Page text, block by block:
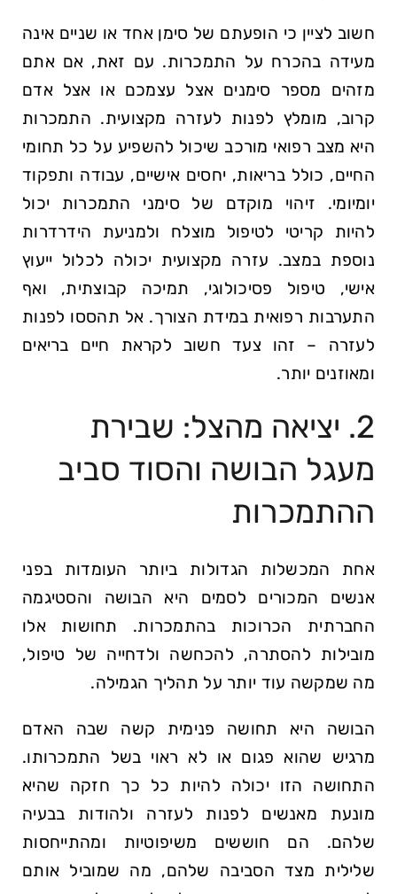
חשוב לציין כי הופעתם של סימן אחד או שניים אינה
מעידה בהכרח על התמכרות. עם זאת, אם אתם
מזהים מספר סימנים אצל עצמכם או אצל אדם
קרוב, מומלץ לפנות לעזרה מקצועית. התמכרות
היא מצב רפואי מורכב שיכול להשפיע על כל תחומי
החיים, כולל בריאות, יחסים אישיים, עבודה ותפקוד
יומיומי. זיהוי מוקדם של סימני התמכרות יכול
להיות קריטי לטיפול מוצלח ולמניעת הידרדרות
נוספת במצב. עזרה מקצועית יכולה לכלול ייעוץ
אישי, טיפול פסיכולוגי, תמיכה קבוצתית, ואף
התערבות רפואית במידת הצורך. אל תהססו לפנות
לעזרה – זהו צעד חשוב לקראת חיים בריאים
ומאוזנים יותר.
2. יציאה מהצל: שבירת
מעגל הבושה והסוד סביב
ההתמכרות
אחת המכשלות הגדולות ביותר העומדות בפני
אנשים המכורים לסמים היא הבושה והסטיגמה
החברתית הכרוכות בהתמכרות. תחושות אלו
מובילות להסתרה, להכחשה ולדחייה של טיפול,
מה שמקשה עוד יותר על תהליך הגמילה.
הבושה היא תחושה פנימית קשה שבה האדם
מרגיש שהוא פגום או לא ראוי בשל התמכרותו.
התחושה הזו יכולה להיות כל כך חזקה שהיא
מונעת מאנשים לפנות לעזרה ולהודות בבעיה
שלהם. הם חוששים משיפוטיות ומהתייחסות
שלילית מצד הסביבה שלהם, מה שמוביל אותם